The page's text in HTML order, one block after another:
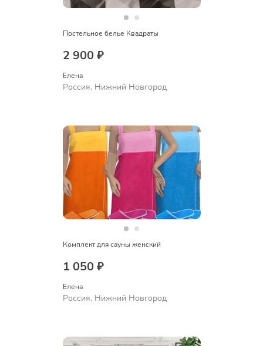
Постельное белье Квадраты
2 900 ₽
Елена
Россия, Нижний Новгород
Комплект для сауны женский
1 050 ₽
Елена
Россия, Нижний Новгород